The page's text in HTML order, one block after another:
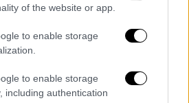
of the website or app.
to enable storage
to enable storage
including authentication
βίντεο
σε αποθήκη στο
Τασκένδης - Μάλλον
και στη συνέχεια